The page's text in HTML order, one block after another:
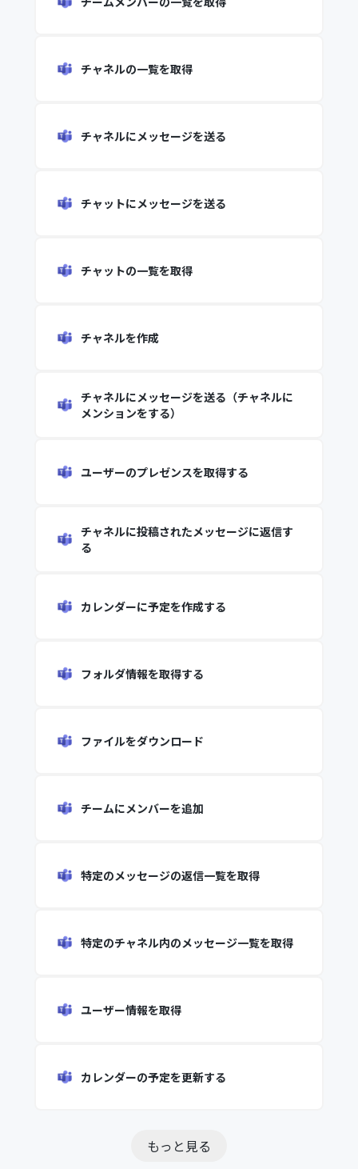
チャネルの一覧を取得
チャネルにメッセージを送る
チャットにメッセージを送る
チャットの一覧を取得
チャネルを作成
チャネルにメッセージを送る（チャネルに
メンションをする）
ユーザーのプレゼンスを取得する
チャネルに投稿されたメッセージに返信す
る
カレンダーに予定を作成する
フォルダ情報を取得する
ファイルをダウンロード
チームにメンバーを追加
特定のメッセージの返信一覧を取得
特定のチャネル内のメッセージ一覧を取得
ユーザー情報を取得
カレンダーの予定を更新する
もっと見る